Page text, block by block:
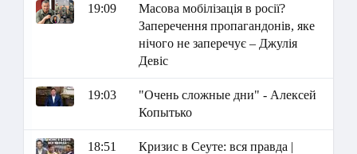
19:09
Масова мобілізація в росії?
Заперечення пропагандонів, яке
нічого не заперечує – Джулія
Девіс
19:03
"Очень сложные дни" - Алексей
Копытько
18:51
Кризис в Сеуте: вся правда |